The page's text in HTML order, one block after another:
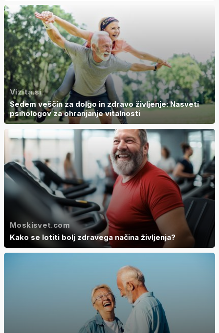
Vizita.si
Sedem veščin za dolgo in zdravo življenje: Nasveti
psihologov za ohranjanje vitalnosti
Moskisvet.com
Kako se lotiti bolj zdravega načina življenja?